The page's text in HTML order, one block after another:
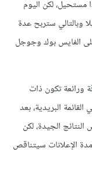
لكن اليوم
وبالتالي ستربح عدة
الفايس بوك وجوجل
ورائعة تكون ذات
البريدية، بعد
الجيدة، لكن
الإعلانات سيتناقص